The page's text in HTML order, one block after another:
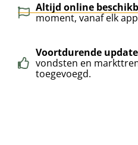
Altijd online
moment, vanaf elk
Voortdurende
vondsten en
toegevoegd.